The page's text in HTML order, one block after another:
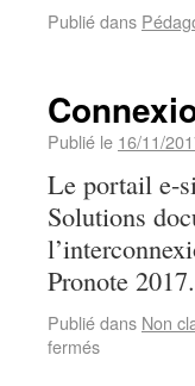
Publié dans
Publié le 16/11/
Le portail e-
Solutions
Pronote
Publié dans Non
fermés